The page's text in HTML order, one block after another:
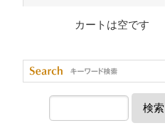
カートは空です
検索